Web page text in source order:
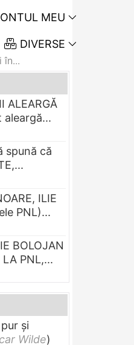
MEU
DIVERSE
în...
ALEARGĂ
aleargă...
spună că
ILIE
PNL)...
BOLOJAN
PNL,...
și
Wilde)